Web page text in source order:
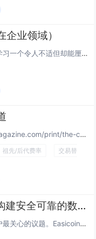
业领域）
在当前区块链应用周期中，创始人正在学习一个令人不适但却能厘清思绪的教训：企业购买的并非“最佳”技术，而是对进展干扰最小的路径。 几十年来，新的企业技术——尤其是在过去十年间的银行和金融服务领域——一直承诺能比传统基础设施带来数量级的改进：...
作者：Shinobi 来源： https://bitcoinmagazine.com/print/the-core-issue-cluster-mempool-problems-are-easier-in-chunks...
祖先/后代费率
交易替
Easicoin（易币）——一个构建安全可靠的数字资产生态交易所
在数字资产领域，安全与合规始终是用户最关心的议题。Easicoin作为一家致力于全球服务的数字资产平台，以其严谨的风险控制和透明运营模式，赢得了广泛认可。这篇文章将从安全架构和合规实践的角度，探讨Easicoin如何为用户打造一个值得信赖的...